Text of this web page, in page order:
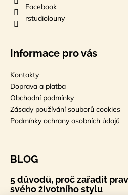
Facebook
rstudiolouny
Informace pro vás
Kontakty
Doprava a platba
Obchodní podmínky
Zásady používání souborů cookies
Podmínky ochrany osobních údajů
BLOG
5 důvodů, proč zařadit
svého životního stylu